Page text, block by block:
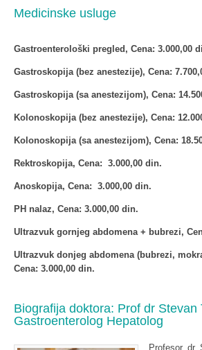
Medicinske usluge
Gastroenterološki pregled, Cena: 3.000,00
Gastroskopija (bez anestezije), Cena:
Gastroskopija (sa anestezijom), Cena:
Kolonoskopija (bez anestezije), Cena:
Kolonoskopija (sa anestezijom), Cena:
Rektroskopija, Cena: 3.000,00 din.
Anoskopija, Cena: 3.000,00 din.
PH nalaz, Cena: 3.000,00 din.
Ultrazvuk gornjeg abdomena + bubrezi,
Ultrazvuk donjeg abdomena (bubrezi,
Cena: 3.000,00 din.
Biografija doktora: Prof dr Stevan
Gastroenterolog Hepatolog
Profesor dr